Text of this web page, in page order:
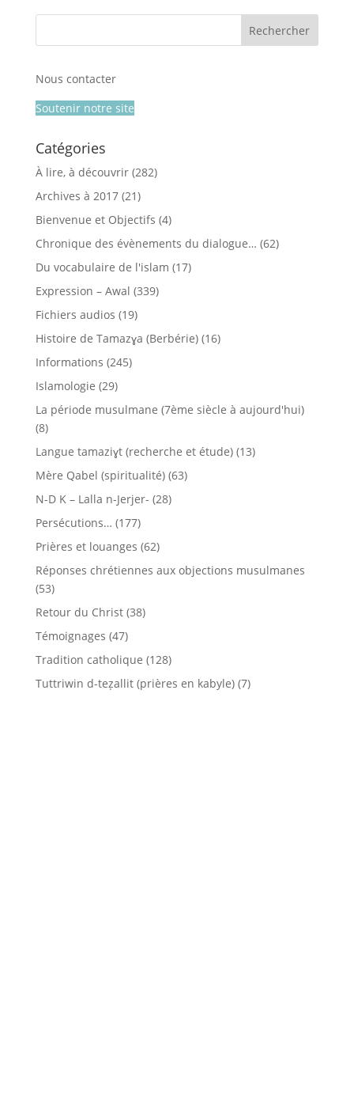
Nous contacter
Soutenir notre site
Catégories
À lire, à découvrir(282)
Archives à 2017(21)
Bienvenue et Objectifs (4)
Chronique des évènements du dialogue… (62)
Du vocabulaire de l'islam (17)
Expression – Awal (339)
Fichiers audios (19)
Histoire de Tamazɣa (Berbérie)(16)
Informations (245)
Islamologie (29)
La période musulmane (7ème siècle à aujourd'hui)
(8)
Langue tamaziɣt (recherche et étude)(13)
Mère Qabel (spiritualité)(63)
N-D K – Lalla n-Jerjer- (28)
Persécutions… (177)
Prières et louanges (62)
Réponses chrétiennes aux objections musulmanes
(53)
Retour du Christ(38)
Témoignages (47)
Tradition catholique (128)
Tuttriwin d-teẓallit (prières en kabyle)(7)